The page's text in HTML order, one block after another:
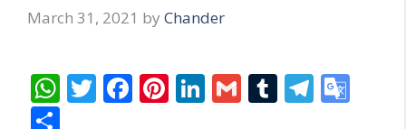
March 31, 2021 by Chander
W T F Pi Li G T T